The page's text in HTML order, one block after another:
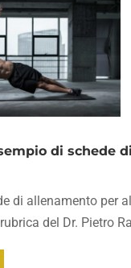
di schede
di allenamento per
del Dr. Pietro